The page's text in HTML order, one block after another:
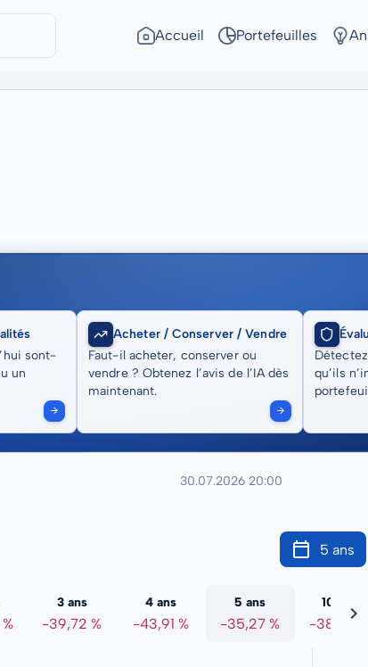
Accueil Portefeuilles
sont-
un
Acheter / Conserver / Vendre
Faut-il acheter, conserver ou
vendre ? Obtenez l’avis de l’IA dès
maintenant.
qu’ils
30.07.2026 20:00
5 ans
3 ans
-39,72 %
4 ans
-43,91 %
5 ans
-35,27 %
10 ans
-38,99 %